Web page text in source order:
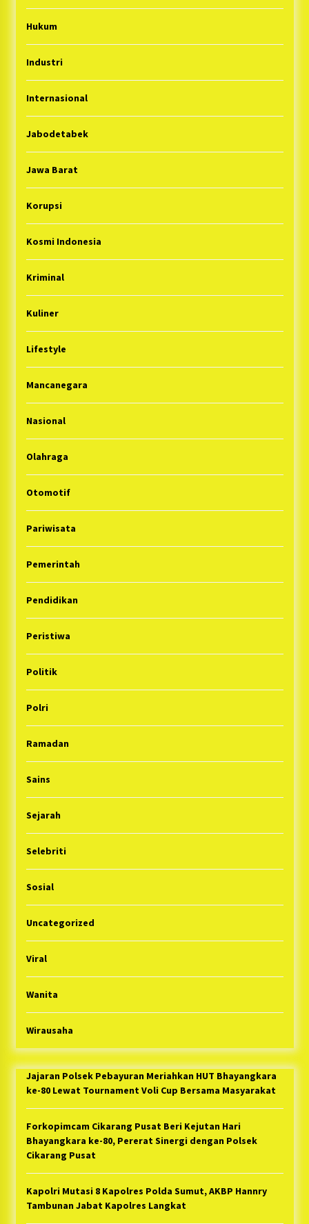
Hukum
Industri
Internasional
Jabodetabek
Jawa Barat
Korupsi
Kosmi Indonesia
Kriminal
Kuliner
Lifestyle
Mancanegara
Nasional
Olahraga
Otomotif
Pariwisata
Pemerintah
Pendidikan
Peristiwa
Politik
Polri
Ramadan
Sains
Sejarah
Selebriti
Sosial
Uncategorized
Viral
Wanita
Wirausaha
Jajaran Polsek Pebayuran Meriahkan HUT Bhayangkara
ke-80 Lewat Tournament Voli Cup Bersama Masyarakat
Forkopimcam Cikarang Pusat Beri Kejutan Hari
Bhayangkara ke-80, Pererat Sinergi dengan Polsek
Cikarang Pusat
Kapolri Mutasi 8 Kapolres Polda Sumut, AKBP Hannry
Tambunan Jabat Kapolres Langkat